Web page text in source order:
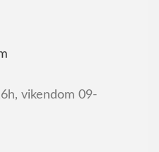
vikendom 09-